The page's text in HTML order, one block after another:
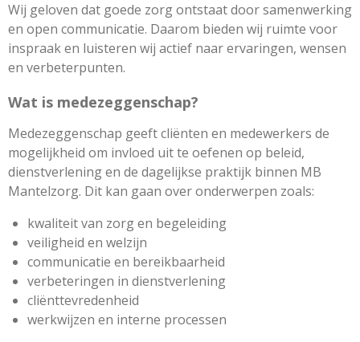
Wij geloven dat goede zorg ontstaat door samenwerking
en open communicatie. Daarom bieden wij ruimte voor
inspraak en luisteren wij actief naar ervaringen, wensen
en verbeterpunten.
Wat is medezeggenschap?
Medezeggenschap geeft cliënten en medewerkers de
mogelijkheid om invloed uit te oefenen op beleid,
dienstverlening en de dagelijkse praktijk binnen MB
Mantelzorg. Dit kan gaan over onderwerpen zoals:
kwaliteit van zorg en begeleiding
veiligheid en welzijn
communicatie en bereikbaarheid
verbeteringen in dienstverlening
cliënttevredenheid
werkwijzen en interne processen